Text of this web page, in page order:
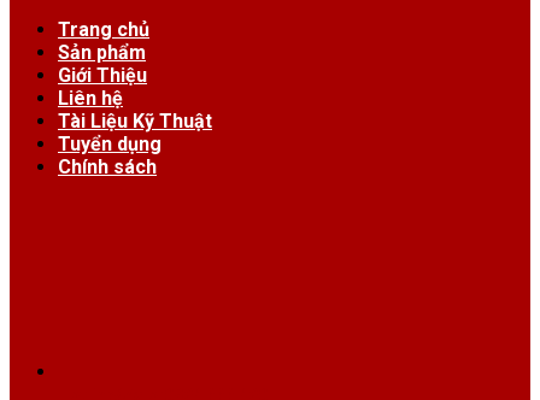
Trang chủ
Sản phẩm
Giới Thiệu
Liên hệ
Tài Liệu Kỹ Thuật
Tuyển dụng
Chính sách